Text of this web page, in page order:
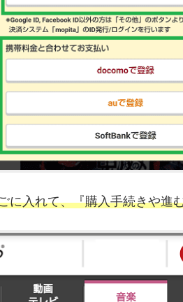
に入れて、『購入手続きや進